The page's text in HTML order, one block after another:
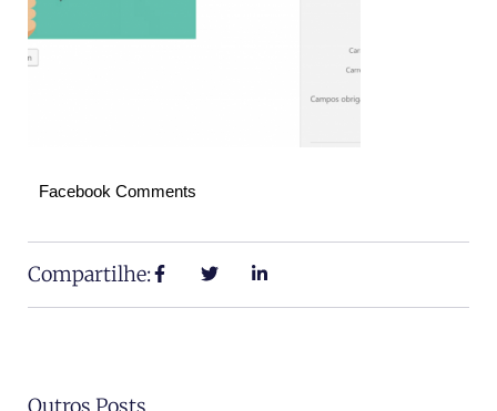
Facebook Comments
Compartilhe:
Outros Posts